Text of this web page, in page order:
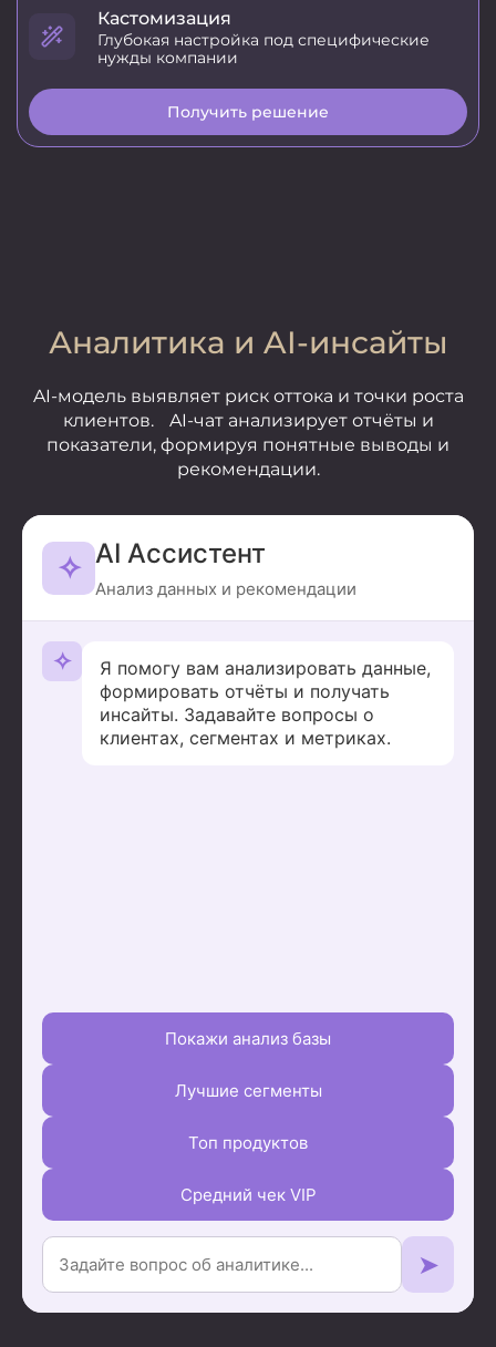
Кастомизация
Глубокая настройка под специфические
нужды компании
Получить решение
Аналитика и AI-инсайты
AI-модель выявляет риск оттока и точки роста
клиентов. AI-чат анализирует отчёты и
показатели, формируя понятные выводы и
рекомендации.
✧ AI Ассистент
Анализ данных и рекомендации
✧
Я помогу вам анализировать данные,
формировать отчёты и получать
инсайты. Задавайте вопросы о
клиентах, сегментах и метриках.
Покажи анализ базы
Лучшие сегменты
Топ продуктов
Средний чек VIP
➤